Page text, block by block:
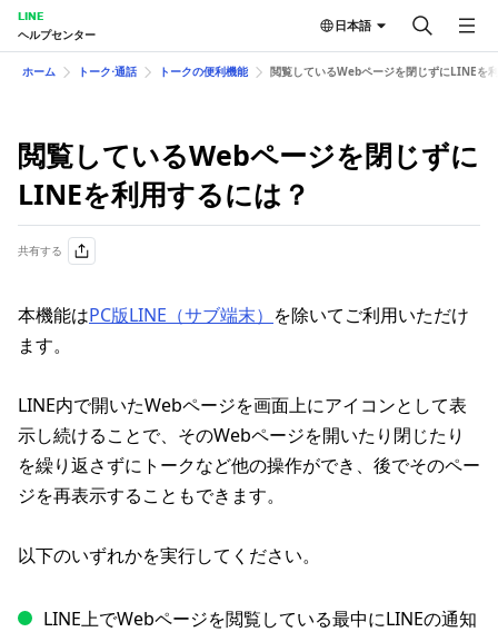
LINE
ヘルプセンター
日本語
ホーム トーク⋅通話 トークの便 利機能 閲覧しているWebページを閉じずにLINEを
閲覧しているWebページを閉じずに
LINEを利用するには？
共有する
本機能はPC版LINE（サブ端末） を除いてご利用いただけ
ます。
LINE内で開いたWebページを画面上にアイコンとして表
示し続けることで、そのWebページを開いたり閉じたり
を繰り返さずにトークなど他の操作ができ、後でそのペー
ジを再表示することもできます。
以下のいずれかを実行してください。
LINE上でWebページを閲覧している最中にLINEの通知